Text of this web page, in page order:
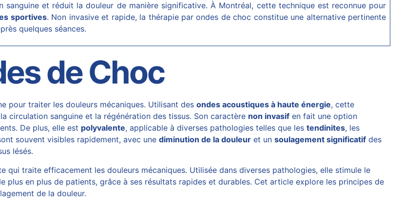
sanguine et réduit la douleur de manière significative. À Montréal, cette technique est reconnue pour
sportives. Non invasive et rapide, la thérapie par ondes de choc constitue une alternative pertinente
quelques séances.
de Choc
pour traiter les douleurs mécaniques. Utilisant desondes acoustiques à haute énergie, cette
circulation sanguine et la régénération des tissus. Son caractère non invasif en fait une option
De plus, elle est polyvalente, applicable à diverses pathologies telles que lestendinites, les
souvent visibles rapidement, avec unediminution de la douleur et unsoulagement significatif des
lésés.
qui traite efficacement les douleurs mécaniques. Utilisée dans diverses pathologies, elle stimule le
plus en plus de patients, grâce à ses résultats rapides et durables. Cet article explore les principes de
de la douleur.